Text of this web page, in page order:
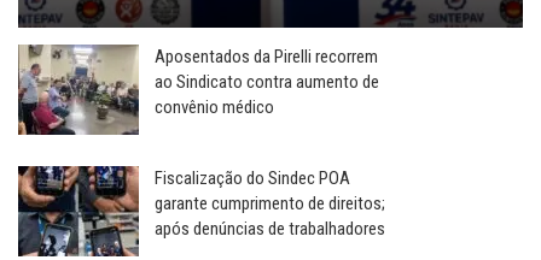
Aposentados da Pirelli recorrem
ao Sindicato contra aumento de
convênio médico
Fiscalização do Sindec POA
garante cumprimento de direitos;
após denúncias de trabalhadores